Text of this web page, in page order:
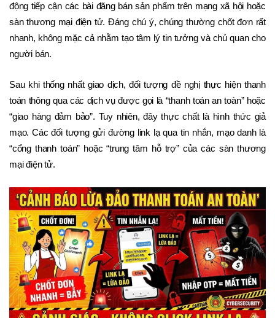
động tiếp cận các bài đăng bán sản phẩm trên mạng xã hội hoặc
sàn thương mại điện tử. Đáng chú ý, chúng thường chốt đơn rất
nhanh, không mặc cả nhằm tạo tâm lý tin tưởng và chủ quan cho
người bán.
Sau khi thống nhất giao dịch, đối tượng đề nghị thực hiện thanh
toán thông qua các dịch vụ được gọi là “thanh toán an toàn” hoặc
“giao hàng đảm bảo”. Tuy nhiên, đây thực chất là hình thức giả
mạo. Các đối tượng gửi đường link lạ qua tin nhắn, mạo danh là
“cổng thanh toán” hoặc “trung tâm hỗ trợ” của các sàn thương
mại điện tử.